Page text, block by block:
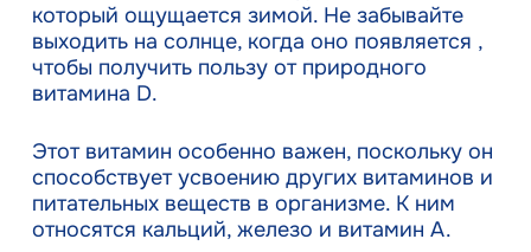
который ощущается зимой. Не забывайте
выходить на солнце, когда оно появляется ,
чтобы получить пользу от природного
витамина D.
Этот витамин особенно важен, поскольку он
способствует усвоению других витаминов и
питательных веществ в организме. К ним
относятся кальций, железо и витамин А.